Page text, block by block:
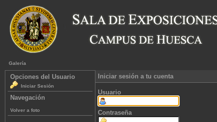
Galería
Opciones del Usuario
Iniciar Sesión
Navegación
Volver a foto
Iniciar sesión a tu cuenta
Usuario
Contraseña